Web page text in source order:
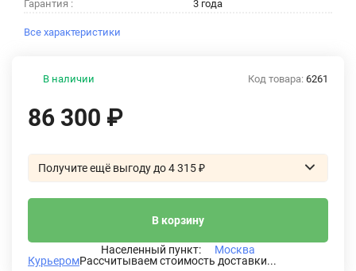
Гарантия : 3 года
Все характеристики
Код товара: 6261
В наличии
86 300 ₽
Получите ещё выгоду до 4 315₽
В корзину
Населенный пункт:
Москва
КурьеромРассчитываем стоимость доставки...